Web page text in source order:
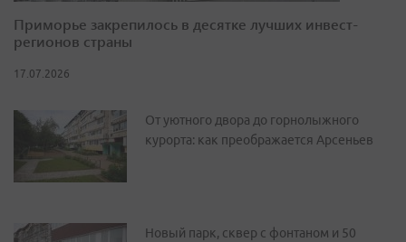
Приморье закрепилось в десятке лучших инвест-
регионов страны
17.07.2026
От уютного двора до горнолыжного
курорта: как преображается Арсеньев
Новый парк, сквер с фонтаном и 50